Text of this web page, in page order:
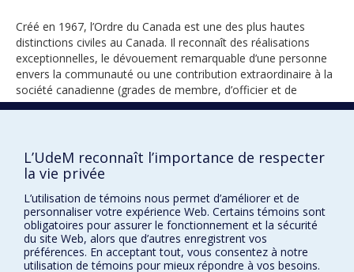
Créé en 1967, l’Ordre du Canada est une des plus hautes
distinctions civiles au Canada. Il reconnaît des réalisations
exceptionnelles, le dévouement remarquable d’une personne
envers la communauté ou une contribution extraordinaire à la
société canadienne (grades de membre, d’officier et de
compagnon).
2017
L’UdeM reconnaît l’importance de respecter
la vie privée
L’utilisation de témoins nous permet d’améliorer et de
personnaliser votre expérience Web. Certains témoins sont
obligatoires pour assurer le fonctionnement et la sécurité
du site Web, alors que d’autres enregistrent vos
préférences. En acceptant tout, vous consentez à notre
utilisation de témoins pour mieux répondre à vos besoins.